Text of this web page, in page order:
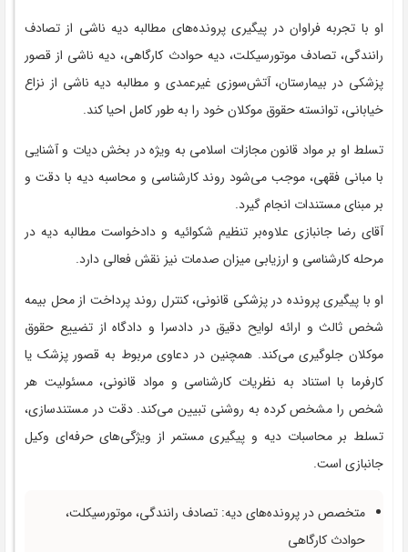
او با تجربه فراوان در پیگیری پرونده‌های مطالبه دیه ناشی از تصادف
رانندگی، تصادف موتورسیکلت، دیه حوادث کارگاهی، دیه ناشی از قصور
پزشکی در بیمارستان، آتش‌سوزی غیرعمدی و مطالبه دیه ناشی از نزاع
خیابانی، توانسته حقوق موکلان خود را به طور کامل احیا کند.
تسلط او بر مواد قانون مجازات اسلامی به ویژه در بخش دیات و آشنایی
با مبانی فقهی، موجب می‌شود روند کارشناسی و محاسبه دیه با دقت و
بر مبنای مستندات انجام گیرد.
آقای رضا جانبازی علاوه‌بر تنظیم شکوائیه و دادخواست مطالبه دیه در
مرحله کارشناسی و ارزیابی میزان صدمات نیز نقش فعالی دارد.
او با پیگیری پرونده در پزشکی قانونی، کنترل روند پرداخت از محل بیمه
شخص ثالث و ارائه لوایح دقیق در دادسرا و دادگاه از تضییع حقوق
موکلان جلوگیری می‌کند. همچنین در دعاوی مربوط به قصور پزشک یا
کارفرما با استناد به نظریات کارشناسی و مواد قانونی، مسئولیت هر
شخص را مشخص کرده به روشنی تبیین می‌کند. دقت در مستندسازی،
تسلط بر محاسبات دیه و پیگیری مستمر از ویژگی‌های حرفه‌ای وکیل
جانبازی است.
متخصص در پرونده‌های دیه: تصادف رانندگی، موتورسیکلت،
حوادث کارگاهی